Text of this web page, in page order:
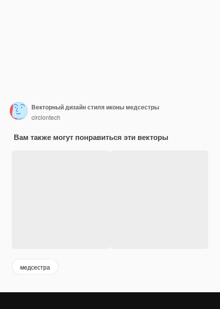
Векторный дизайн стиля иконы медсестры
circlontech
Вам также могут понравиться эти векторы
медсестра